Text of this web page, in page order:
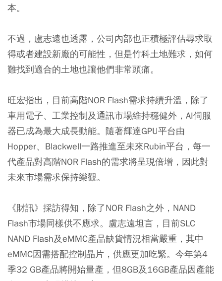
本。
不過，盧志遠也透露，公司內部也正積極評估尋求取
得或者建設新廠的可能性，但是竹科土地難求，如何
難找到適合的土地也讓他們非常頭痛。
旺宏指出，目前高階NOR Flash需求持續升溫，除了
車用電子、工業控制及通訊市場維持穩健外，AI伺服
器已成為最大成長動能。隨著輝達GPU平台由
Hopper、Blackwell一路推進至未來Rubin平台，每一
代產品對高階NOR Flash的需求將呈現倍增，因此對
未來市場需求保持樂觀。
《財訊》採訪得知，除了NOR Flash之外，NAND
Flash市場同樣供不應求。盧志遠坦言，目前SLC
NAND Flash及eMMC產品缺貨情況相當嚴重，其中
eMMC因需搭配控制晶片，供應更加吃緊。今年第4
季32 GB產品將開始量產，但8GB及16GB產品因產能